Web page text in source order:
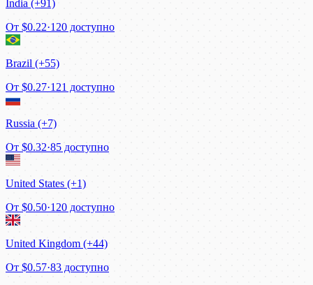
India (+91)
От $0.22·120 доступно
Brazil (+55)
От $0.27·121 доступно
Russia (+7)
От $0.32·85 доступно
United States (+1)
От $0.50·120 доступно
United Kingdom (+44)
От $0.57·83 доступно